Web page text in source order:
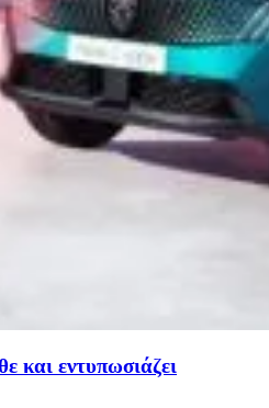
και εντυπωσιάζει